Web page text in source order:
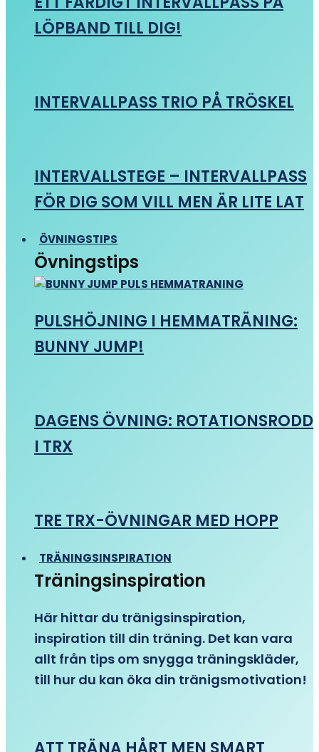
LÖPBAND TILL DIG!
INTERVALLPASS TRIO PÅ TRÖSKEL
INTERVALLSTEGE – INTERVALLPASS
FÖR DIG SOM VILL MEN ÄR LITE LAT
ÖVNINGSTIPS
Övningstips
PULSHÖJNING I HEMMATRÄNING:
BUNNY JUMP!
DAGENS ÖVNING: ROTATIONSRODD
I TRX
TRE TRX-ÖVNINGAR MED HOPP
TRÄNINGSINSPIRATION
Träningsinspiration
Här hittar du tränigsinspiration,
inspiration till din träning. Det kan vara
allt från tips om snygga träningskläder,
till hur du kan öka din tränigsmotivation!